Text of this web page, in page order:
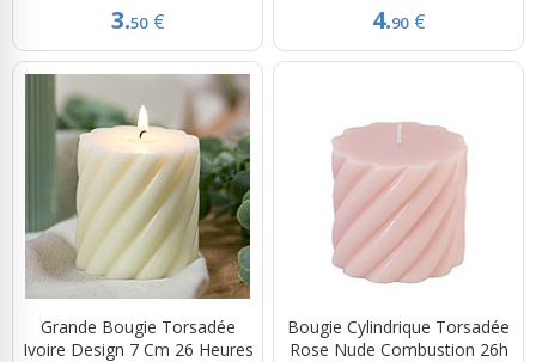
3.50 € 4.90 €
Grande Bougie Torsadée
Ivoire Design 7 Cm 26 Heures
Bougie Cylindrique Torsadée
Rose Nude Combustion 26h